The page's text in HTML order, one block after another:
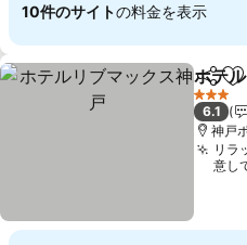
10件のサイトの料金を表示
シェア
ホテ
3 ホテル
6.1
神戸
リラ
意し